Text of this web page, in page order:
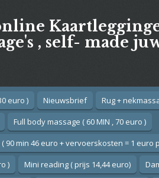
, self- made
euro ) Nieuwsbrief
Rug +
Full body massage ( 60 MIN , 70 euro )
90 min 46 euro + vervoerskosten = 1 euro
) Mini reading ( prijs 14,44 euro)